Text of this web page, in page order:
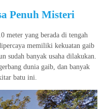
Penuh Misteri
meter yang berada di tengah
memiliki kekuatan gaib
sudah banyak usaha dilakukan.
dunia gaib, dan banyak
batu ini.